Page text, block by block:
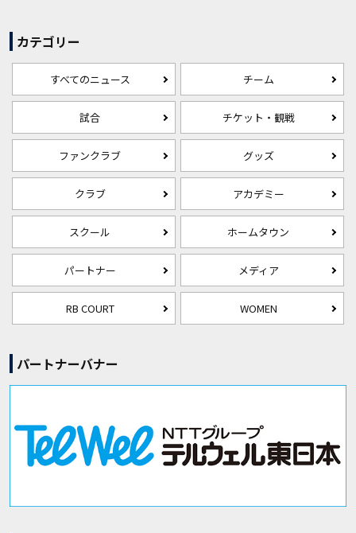
カテゴリー
すべてのニュース チーム
試合 チケット・観戦
ファンクラブ グッズ
クラブ アカデミー
スクール ホームタウン
パートナー メディア
RB COURT WOMEN
パートナーバナー